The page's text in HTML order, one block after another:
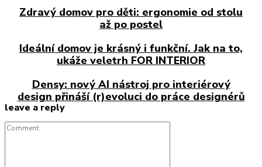
Zdravý domov pro děti: ergonomie od stolu
až po postel
Ideální domov je krásný i funkční. Jak na to,
ukáže veletrh FOR INTERIOR
Densy: nový AI nástroj pro interiérový
design přináší (r)evoluci do práce designérů
leave a reply